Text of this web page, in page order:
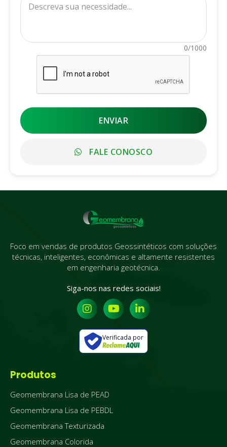
0/1000
ENVIAR
FALE CONOSCO
Foco em vendas de produtos Geossintéticos com soluções
técnicas, inteligentes, econômicas e altamente resistentes
em engenharia geotécnica.
Siga-nos nas redes sociais!
Verificada por
Produtos
Geomembrana Lisa de PEAD
Geomembrana Lisa de PEBDL
Geomembrana Texturizada
Geomembrana Colorida